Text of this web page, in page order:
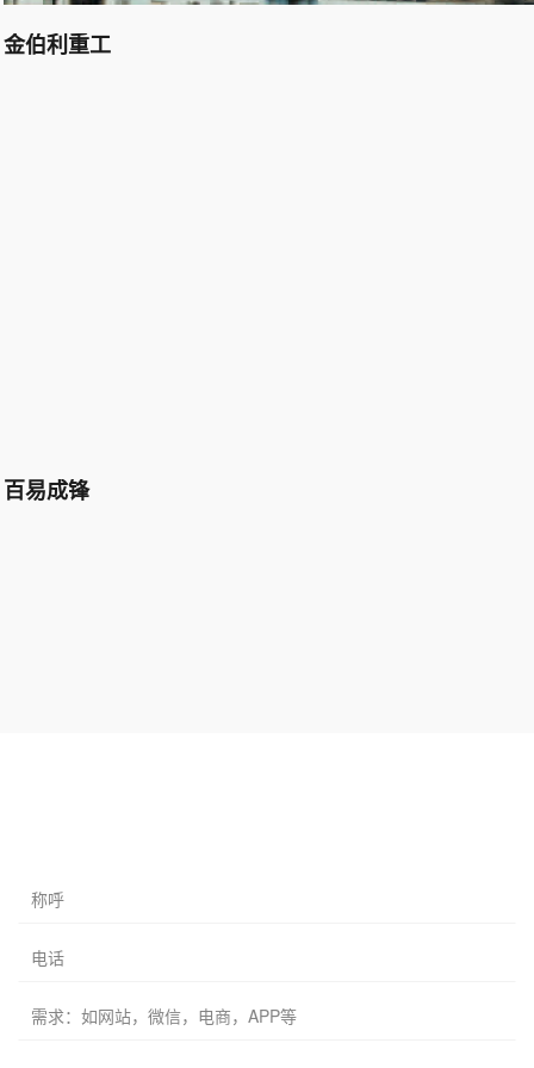
金伯利重工
百易成锋
称呼
电话
需求：如网站，微信，电商，APP等